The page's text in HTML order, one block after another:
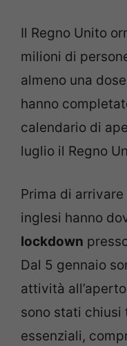
Il Regno Unito
milioni di
almeno una
hanno
calendario di
luglio il Regno
Prima di
inglesi hanno
lockdown
Dal 5 gennaio
attività
sono stati chiusi
essenziali,